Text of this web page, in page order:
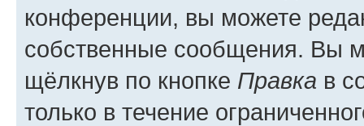
конференции, вы можете
собственные сообщения. Вы
щёлкнув по кнопке Правка в
только в течение